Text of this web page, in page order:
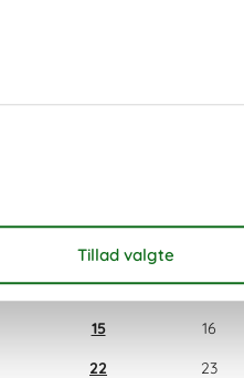
1
8
9
15
16
22
23